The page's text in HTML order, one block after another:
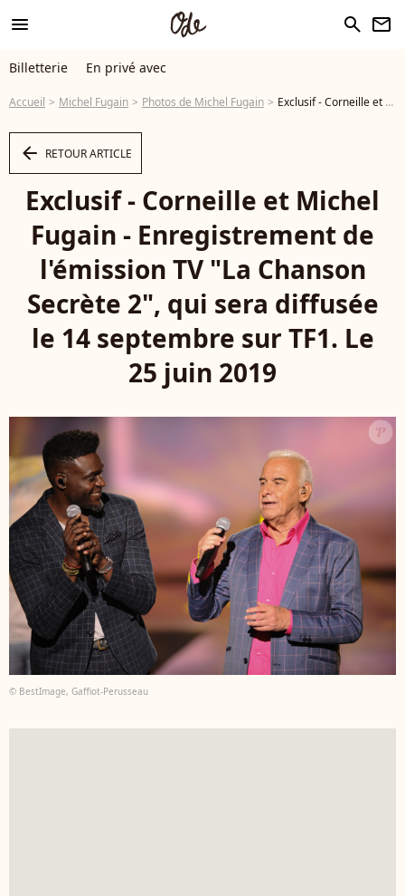
menu search newsletter
Billetterie En privé avec
Accueil Michel Fugain Photos de Michel Fugain Exclusif - Corneille et Michel Fugain - Enregistrement de l'émission TV "La Chanson Secrète 2", qui sera diffusée le 14 septembre sur TF1. Le 25 juin 2019 © Gaffiot-Perusseau / Bestimage - Photo
arrow_left RETOUR ARTICLE
Exclusif - Corneille et Michel
Fugain - Enregistrement de
l'émission TV "La Chanson
Secrète 2", qui sera diffusée
le 14 septembre sur TF1. Le
25 juin 2019
© BestImage, Gaffiot-Perusseau